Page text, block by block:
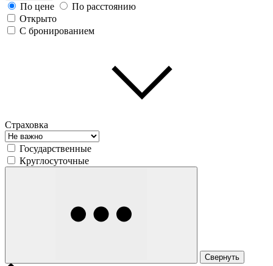
По цене
По расстоянию
Открыто
С бронированием
Страховка
Государственные
Круглосуточные
Свернуть